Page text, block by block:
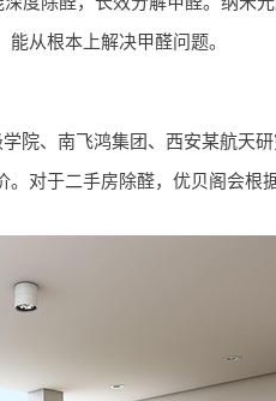
从根本上解决甲醛问题。
院、南飞鸿集团、西安某航天
对于二手房除醛，优贝阁会根